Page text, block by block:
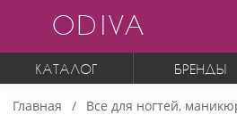
ODIVA
КАТАЛОГ БРЕНДЫ
Главная Все для ногтей,